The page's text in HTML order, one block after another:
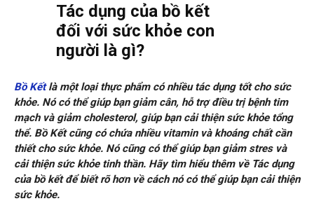
Tác dụng của bồ kết
đối với sức khỏe con
người là gì?
Bồ Kếtlà một loại thực phẩm có nhiều tác dụng tốt cho sức
khỏe. Nó có thể giúp bạn giảm cân, hỗ trợ điều trị bệnh tim
mạch và giảm cholesterol, giúp bạn cải thiện sức khỏe tổng
thể. Bồ Kết cũng có chứa nhiều vitamin và khoáng chất cần
thiết cho sức khỏe. Nó cũng có thể giúp bạn giảm stres và
cải thiện sức khỏe tinh thần. Hãy tìm hiểu thêm về Tác dụng
của bồ kết để biết rõ hơn về cách nó có thể giúp bạn cải thiện
sức khỏe.